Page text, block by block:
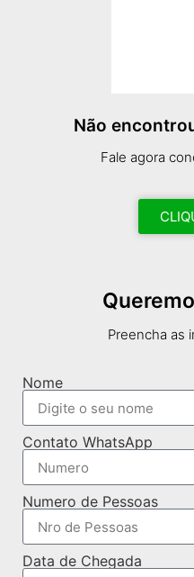
Não
Fale agora
Preencha as
Nome
Contato WhatsApp
Numero de Pessoas
Data de Chegada